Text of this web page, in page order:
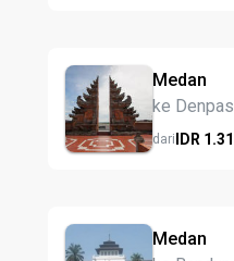
Medan
ke
dariIDR
Medan